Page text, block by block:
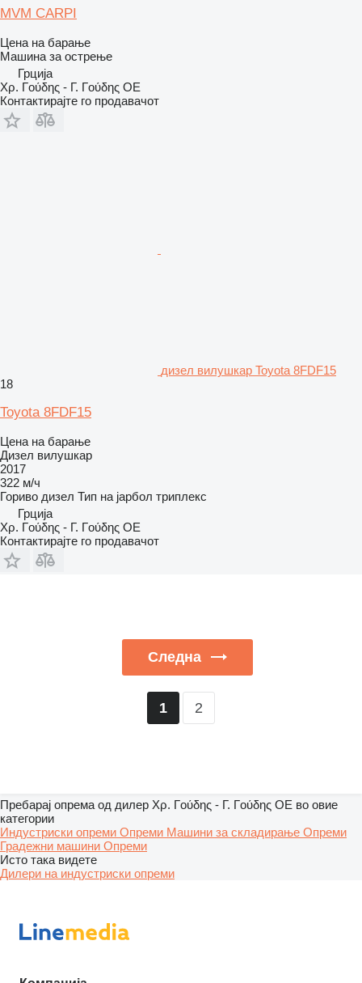
MVM CARPI
Цена на барање
Машина за острење
Грција
Χρ. Γούδης - Γ. Γούδης ΟΕ
Контактирајте го продавачот
дизел вилушкар Toyota 8FDF15
18
Toyota 8FDF15
Цена на барање
Дизел вилушкар
2017
322 м/ч
Гориво дизел Тип на јарбол триплекс
Грција
Χρ. Γούδης - Γ. Γούδης ΟΕ
Контактирајте го продавачот
Следна
1 2
Пребарај опрема од дилер Χρ. Γούδης - Γ. Γούδης ΟΕ во овие
категории
Индустриски опреми Опреми Машини за складирање Опреми
Градежни машини Опреми
Исто така видете
Дилери на индустриски опреми